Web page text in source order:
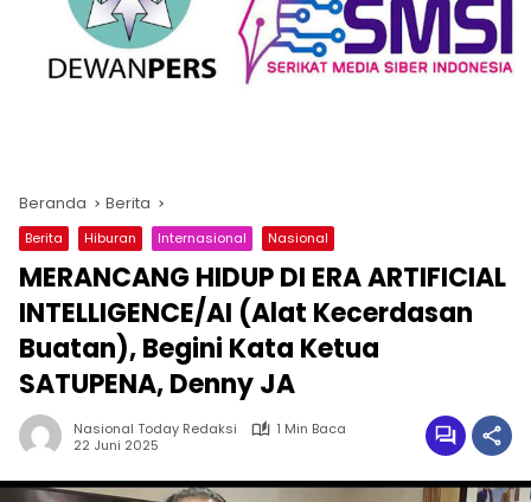
Beranda Berita
Berita Hiburan Internasional Nasional
MERANCANG HIDUP DI ERA ARTIFICIAL
INTELLIGENCE/AI (Alat Kecerdasan
Buatan), Begini Kata Ketua
SATUPENA, Denny JA
Nasional Today Redaksi
1 Min Baca
22 Juni 2025